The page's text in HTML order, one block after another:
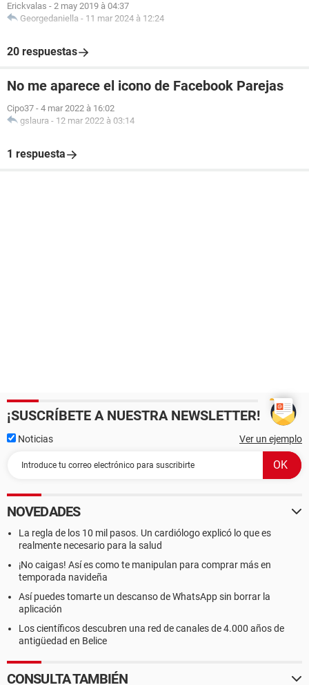
Erickvalas - 2 may 2019 à 04:37
Georgedaniella - 11 mar 2024 à 12:24
20 respuestas
No me aparece el icono de Facebook Parejas
Cipo37 - 4 mar 2022 à 16:02
gslaura - 12 mar 2022 à 03:14
1 respuesta
¡SUSCRÍBETE A NUESTRA NEWSLETTER!
Noticias Ver un ejemplo
NOVEDADES
La regla de los 10 mil pasos. Un cardiólogo explicó lo que es
realmente necesario para la salud
¡No caigas! Así es como te manipulan para comprar más en
temporada navideña
Así puedes tomarte un descanso de WhatsApp sin borrar la
aplicación
Los científicos descubren una red de canales de 4.000 años de
antigüedad en Belice
CONSULTA TAMBIÉN